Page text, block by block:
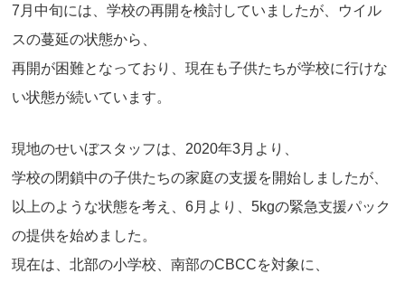
7月中旬には、学校の再開を検討していましたが、ウイル
スの蔓延の状態から、
再開が困難となっており、現在も子供たちが学校に行けな
い状態が続いています。
現地のせいぼスタッフは、2020年3月より、
学校の閉鎖中の子供たちの家庭の支援を開始しましたが、
以上のような状態を考え、6月より、5kgの緊急支援パック
の提供を始めました。
現在は、北部の小学校、南部のCBCCを対象に、